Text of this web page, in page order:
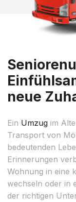
neue
Ein Umzug im
Transport von
bedeutenden
Erinnerungen
Wohnung in eine
wechseln oder in
der richtigen